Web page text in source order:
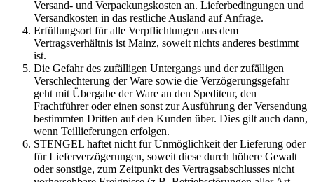
Versand- und Verpackungskosten an. Lieferbedingungen und
Versandkosten in das restliche Ausland auf Anfrage.
Erfüllungsort für alle Verpflichtungen aus dem
Vertragsverhältnis ist Mainz, soweit nichts anderes bestimmt
ist.
Die Gefahr des zufälligen Untergangs und der zufälligen
Verschlechterung der Ware sowie die Verzögerungsgefahr
geht mit Übergabe der Ware an den Spediteur, den
Frachtführer oder einen sonst zur Ausführung der Versendung
bestimmten Dritten auf den Kunden über. Dies gilt auch dann,
wenn Teillieferungen erfolgen.
STENGEL haftet nicht für Unmöglichkeit der Lieferung oder
für Lieferverzögerungen, soweit diese durch höhere Gewalt
oder sonstige, zum Zeitpunkt des Vertragsabschlusses nicht